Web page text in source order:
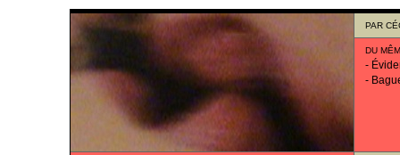
PAR
DU
-
-